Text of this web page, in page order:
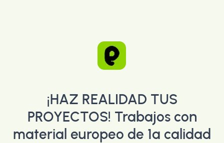
¡HAZ REALIDAD TUS
PROYECTOS! Trabajos con
material europeo de 1ª calidad